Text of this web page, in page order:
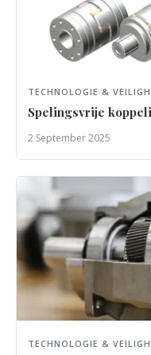
TECHNOLOGIE &
Spelingsvrije
2 September 2025
TECHNOLOGIE &